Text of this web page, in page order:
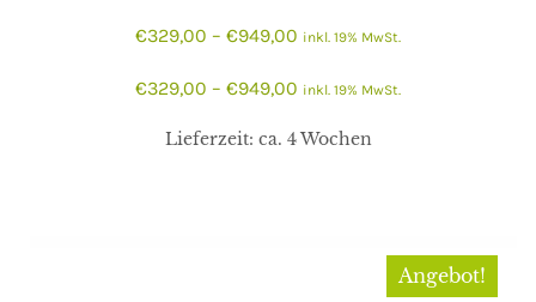
€329,00 – €949,00 inkl. 19% MwSt.
€329,00 – €949,00 inkl. 19% MwSt.
Lieferzeit: ca. 4 Wochen
Angebot!